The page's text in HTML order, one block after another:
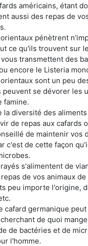
américains, étant
aussi des repas de
pénètrent
ce qu'ils trouvent sur
transmettent des
encore le Listeria
sont un peu
peuvent se dévorer les
famine.
la diversité des
de repas aux cafards
de maintenir vos
c'est de cette façon
s'alimentent de
de vos animaux
peu importe l'origine,
cafard germanique
de quoi
de bactéries et de
l'homme.